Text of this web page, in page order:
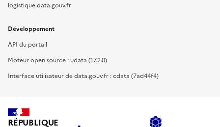
logistique.data.gouv.fr
Développement
API du portail
Moteur open source : udata (17.2.0)
Interface utilisateur de data.gouv.fr : cdata (7ad44f4)
RÉPUBLIQUE